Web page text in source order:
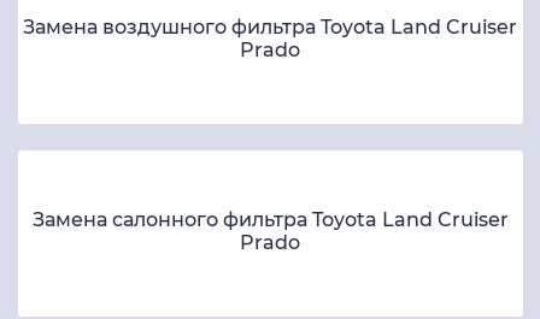
Замена воздушного фильтра Toyota Land Cruiser
Prado
Замена салонного фильтра Toyota Land Cruiser
Prado